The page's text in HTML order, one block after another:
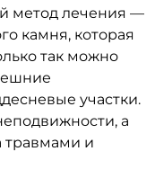
метод лечения —
камня, которая
так можно
участки.
а
травмами и